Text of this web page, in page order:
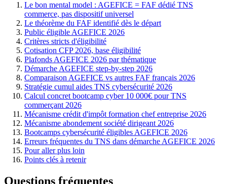
Le bon mental model : AGEFICE = FAF dédié TNS
commerce, pas dispositif universel
Le théorème du FAF identifié dès le départ
Public éligible AGEFICE 2026
Critères stricts d'éligibilité
Cotisation CFP 2026, base éligibilité
Plafonds AGEFICE 2026 par thématique
Démarche AGEFICE step-by-step 2026
Comparaison AGEFICE vs autres FAF français 2026
Stratégie cumul aides TNS cybersécurité 2026
Calcul concret bootcamp cyber 10 000€ pour TNS
commerçant 2026
Mécanisme crédit d'impôt formation chef entreprise 2026
Mécanisme abondement société dirigeant 2026
Bootcamps cybersécurité éligibles AGEFICE 2026
Erreurs fréquentes du TNS dans démarche AGEFICE 2026
Pour aller plus loin
Points clés à retenir
Questions fréquentes